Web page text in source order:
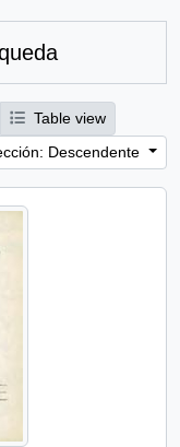
Table view
Descendente